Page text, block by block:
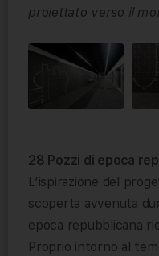
proiettato verso il
28 Pozzi di epoca
L’ispirazione del
scoperta avvenuta
epoca repubblicana
Proprio intorno al